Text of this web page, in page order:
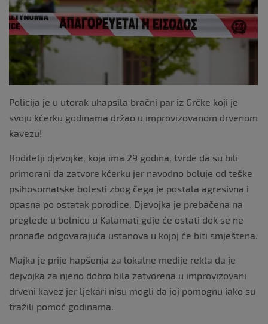
o
k
Policija je u utorak uhapsila bračni par iz Grčke koji je
svoju kćerku godinama držao u improvizovanom drvenom
kavezu!
Roditelji djevojke, koja ima 29 godina, tvrde da su bili
primorani da zatvore kćerku jer navodno boluje od teške
psihosomatske bolesti zbog čega je postala agresivna i
opasna po ostatak porodice. Djevojka je prebačena na
preglede u bolnicu u Kalamati gdje će ostati dok se ne
pronađe odgovarajuća ustanova u kojoj će biti smještena.
Majka je prije hapšenja za lokalne medije rekla da je
dejvojka za njeno dobro bila zatvorena u improvizovani
drveni kavez jer ljekari nisu mogli da joj pomognu iako su
tražili pomoć godinama.